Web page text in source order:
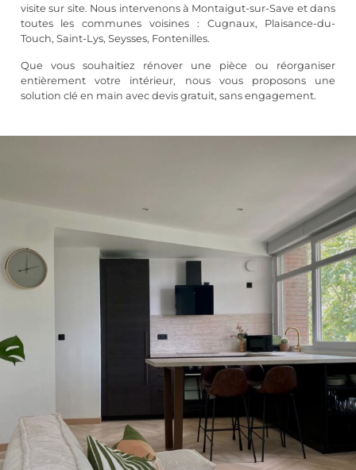
visite sur site. Nous intervenons à Montaigut-sur-Save et dans
toutes les communes voisines : Cugnaux, Plaisance-du-
Touch, Saint-Lys, Seysses, Fontenilles.
Que vous souhaitiez rénover une pièce ou réorganiser
entièrement votre intérieur, nous vous proposons une
solution clé en main avec devis gratuit, sans engagement.